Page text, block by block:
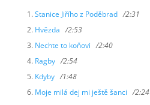
Stanice Jiřího z Poděbrad /2:31
Hvězda /2:53
Nechte to koňovi /2:40
Ragby /2:54
Kdyby /1:48
Moje milá dej mi ještě šanci /2:24